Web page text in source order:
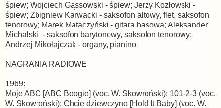
śpiew; Wojciech Gąssowski - śpiew; Jerzy Kozłowski -
śpiew; Zbigniew Karwacki - saksofon altowy, flet, saksofon
tenorowy; Marek Mataczyński - gitara basowa; Aleksander
Michalski - saksofon barytonowy, saksofon tenorowy;
Andrzej Mikołajczak - organy, pianino
NAGRANIA RADIOWE
1969:
Moje ABC [ABC Boogie] (voc. W. Skowroński); 101-2-3 (voc.
W. Skowroński); Chcie dziewczyno [Hold It Baby] (voc. W.